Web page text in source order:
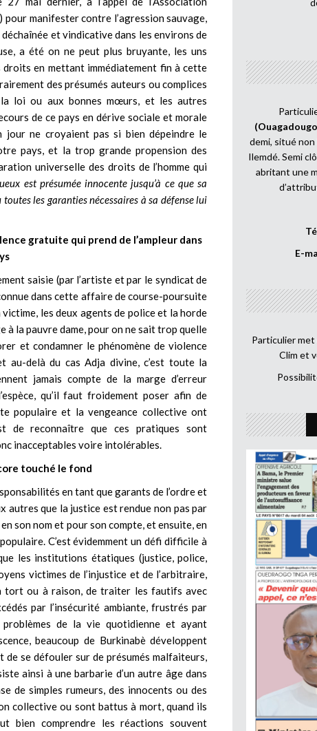
manifester contre l’agression sauvage,
et vindicative dans les environs de
a été on ne peut plus bruyante, les uns
droits en mettant immédiatement fin à cette
des présumés auteurs ou complices
la loi ou aux bonnes mœurs, et les autres
de ce pays en dérive sociale et morale
jour ne croyaient pas si bien dépeindre le
pays, et la trop grande propension des
universelle des droits de l’homme qui
est présumée innocente jusqu’à ce que sa
les garanties nécessaires à sa défense lui
gratuite qui prend de l’ampleur dans
saisie (par l’artiste et par le syndicat de
dans cette affaire de course-poursuite
les deux agents de police et la horde
la pauvre dame, pour on ne sait trop quelle
et condamner le phénomène de violence
au-delà du cas Adja divine, c’est toute la
jamais compte de la marge d’erreur
qu’il faut froidement poser afin de
populaire et la vengeance collective ont
de reconnaître que ces pratiques sont
inacceptables voire intolérables.
touché le fond
en tant que garants de l’ordre et
autres que la justice est rendue non pas par
son nom et pour son compte, et ensuite, en
populaire. C’est évidemment un défi difficile à
les institutions étatiques (justice, police,
victimes de l’injustice et de l’arbitraire,
tort ou à raison, de traiter les fautifs avec
par l’insécurité ambiante, frustrés par
de la vie quotidienne et ayant
beaucoup de Burkinabè développent
se défouler sur de présumés malfaiteurs,
ainsi à une barbarie d’un autre âge dans
de simples rumeurs, des innocents ou des
collective ou sont battus à mort, quand ils
bien comprendre les réactions souvent
demi, situé non
Ilemdé. Semi
abritant une
E-
Particulier
Clim et